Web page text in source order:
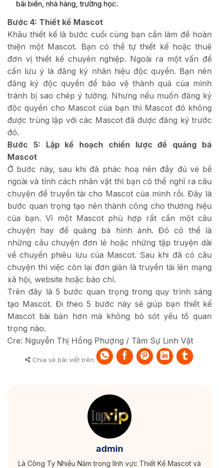
bãi biển, nhà hàng, trường học.
Bước 4: Thiết kế Mascot
Khâu thiết kế là bước cuối cùng bạn cần làm để hoàn
thiện một Mascot. Bạn có thể tự thiết kế hoặc thuê
đơn vị thiết kế chuyên nghiệp. Ngoài ra một vấn đề
cần lưu ý là đăng ký nhãn hiệu độc quyền. Bạn nên
đăng ký độc quyền để bảo vệ thành quả của mình
tránh bị sao chép ý tưởng. Nhưng nếu muốn đăng ký
độc quyền cho Mascot của bạn thì Mascot đó không
được trùng lặp với các Mascot đã được đăng ký trước
đó.
Bước 5: Lập kế hoạch chiến lược để quảng bá
Mascot
Ở bước này, sau khi đã phác hoạ nên đầy đủ vẻ bề
ngoài và tính cách nhân vật thì bạn có thể nghĩ ra câu
chuyện để truyền tải cho Mascot của mình rồi. Đây là
bước quan trọng tạo nên thành công cho thương hiệu
của bạn. Vì một Mascot phù hợp rất cần một câu
chuyện hay để quảng bá hình ảnh. Đó có thể là
những câu chuyện đơn lẻ hoặc những tập truyện dài
về chuyến phiêu lưu của Mascot. Sau khi đã có câu
chuyện thì việc còn lại đơn giản là truyền tải lên mạng
xã hội, website hoặc báo chí.
Trên đây là 5 bước quan trọng trong quy trình sáng
tạo Mascot. Đi theo 5 bước này sẽ giúp bạn thiết kế
Mascot bài bản hơn mà không bỏ sót yếu tố quan
trọng nào.
Cre: Nguyễn Thị Hồng Phượng / Tâm Sự Linh Vật
Chia sẻ bài viết trên:
admin
Là Công Ty Nhiều Năm trong lĩnh vực Thiết Kế Mascot và